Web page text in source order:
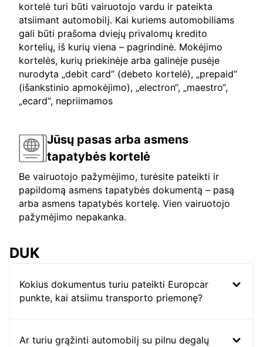
kortelė turi būti vairuotojo vardu ir pateikta
atsiimant automobilį. Kai kuriems automobiliams
gali būti prašoma dviejų privalomų kredito
kortelių, iš kurių viena – pagrindinė. Mokėjimo
kortelės, kurių priekinėje arba galinėje pusėje
nurodyta „debit card“ (debeto kortelė), „prepaid“
(išankstinio apmokėjimo), „electron“, „maestro“,
„ecard“, nepriimamos
Jūsų pasas arba asmens
tapatybės kortelė
Be vairuotojo pažymėjimo, turėsite pateikti ir
papildomą asmens tapatybės dokumentą – pasą
arba asmens tapatybės kortelę. Vien vairuotojo
pažymėjimo nepakanka.
DUK
Kokius dokumentus turiu pateikti Europcar
punkte, kai atsiimu transporto priemonę?
Ar turiu grąžinti automobilį su pilnu degalų